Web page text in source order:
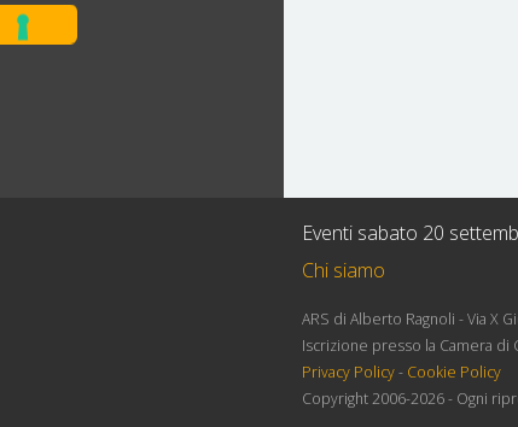
Eventi sabato 20
Chi siamo
ARS di Alberto Ragnoli - Via X
Iscrizione presso la Camera di
Privacy Policy- Cookie Policy
Copyright 2006-2026 - Ogni